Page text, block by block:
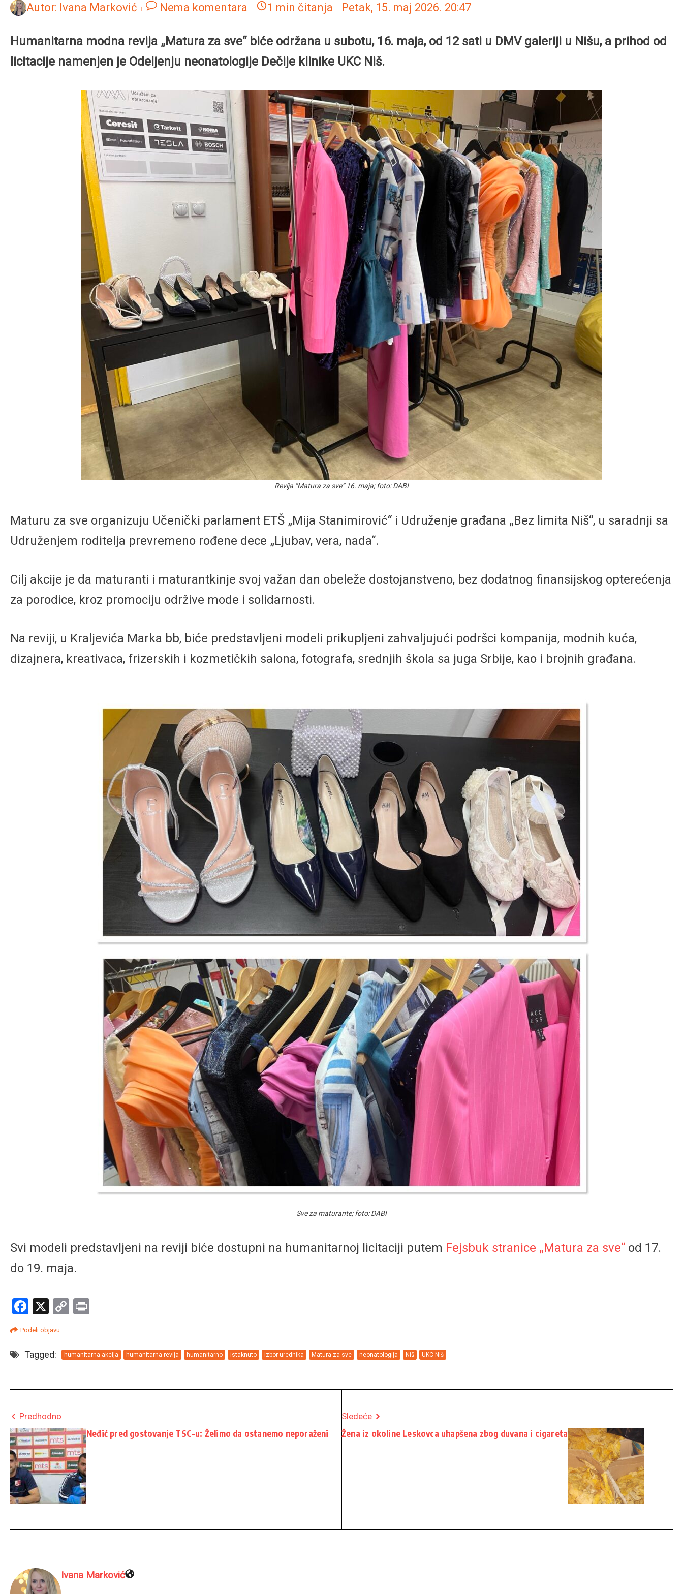
Autor: Ivana Marković Nema komentara 1 min čitanja Petak, 15. maj 2026. 20:47
Humanitarna modna revija „Matura za sve“ biće održana u subotu, 16. maja, od 12 sati u DMV galeriji u Nišu, a prihod od
licitacije namenjen je Odeljenju neonatologije Dečije klinike UKC Niš.
Revija “Matura za sve“ 16. maja; foto: DABI
Maturu za sve organizuju Učenički parlament ETŠ „Mija Stanimirović“ i Udruženje građana „Bez limita Niš“, u saradnji sa
Udruženjem roditelja prevremeno rođene dece „Ljubav, vera, nada“.
Cilj akcije je da maturanti i maturantkinje svoj važan dan obeleže dostojanstveno, bez dodatnog finansijskog opterećenja
za porodice, kroz promociju održive mode i solidarnosti.
Na reviji, u Kraljevića Marka bb, biće predstavljeni modeli prikupljeni zahvaljujući podršci kompanija, modnih kuća,
dizajnera, kreativaca, frizerskih i kozmetičkih salona, fotografa, srednjih škola sa juga Srbije, kao i brojnih građana.
Sve za maturante; foto: DABI
Svi modeli predstavljeni na reviji biće dostupni na humanitarnoj licitaciji putem Fejsbuk stranice „Matura za sve“ od 17.
do 19. maja.
Facebook
X
Copy
Podeli objavu
Tagged: humanitarna akcija humanitarna revija humanitarno istaknuto izbor urednika Matura za sve neonatologija Niš UKC Niš
Predhodno
Neđić pred gostovanje TSC-u: Želimo da ostanemo neporaženi
Sledeće
Žena iz okoline Leskovca uhapšena zbog duvana i cigareta
Ivana Marković